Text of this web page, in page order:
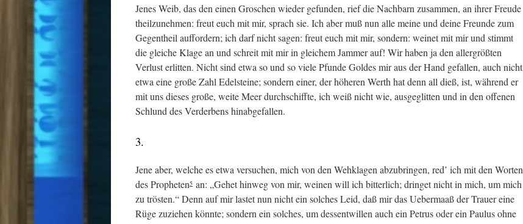
Jenes Weib, das den einen Groschen wieder gefunden, rief die Nachbarn zusammen, an ihrer Freude
theilzunehmen: freut euch mit mir, sprach sie. Ich aber muß nun alle meine und deine Freunde zum
Gegentheil auffordern; ich darf nicht sagen: freut euch mit mir, sondern: weinet mit mir und stimmt
die gleiche Klage an und schreit mit mir in gleichem Jammer auf! Wir haben ja den allergrößten
Verlust erlitten. Nicht sind etwa so und so viele Pfunde Goldes mir aus der Hand gefallen, auch nicht
etwa eine große Zahl Edelsteine; sondern einer, der höheren Werth hat denn all dieß, ist, während er
mit uns dieses große, weite Meer durchschiffte, ich weiß nicht wie, ausgeglitten und in den offenen
Schlund des Verderbens hinabgefallen.
3.
Jene aber, welche es etwa versuchen, mich von den Wehklagen abzubringen, red’ ich mit den Worten
des Propheten5 an: „Gehet hinweg von mir, weinen will ich bitterlich; dringet nicht in mich, um mich
zu trösten.“ Denn auf mir lastet nun nicht ein solches Leid, daß mir das Uebermaaß der Trauer eine
Rüge zuziehen könnte; sondern ein solches, um dessentwillen auch ein Petrus oder ein Paulus ohne